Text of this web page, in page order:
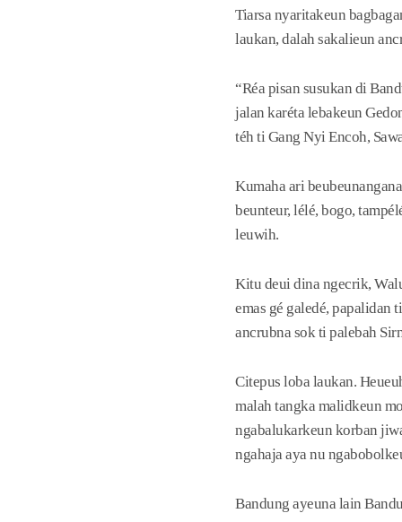
Tiarsa nyaritakeun
laukan, dalah sakalieun
“Réa pisan susukan di
jalan karéta lebakeun
téh ti Gang Nyi Encoh,
Kumaha ari
beunteur, lélé, bogo,
leuwih.
Kitu deui dina ngecrik,
emas gé galedé, papalidan
ancrubna sok ti palebah
Citepus loba laukan.
malah tangka malidkeun
ngabalukarkeun korban
ngahaja aya nu
Bandung ayeuna lain